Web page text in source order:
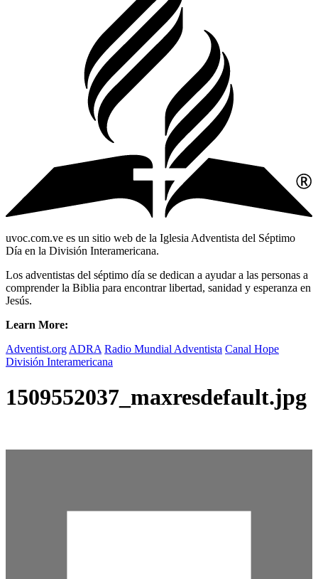
uvoc.com.ve es un sitio web de la Iglesia Adventista del Séptimo
Día en la División Interamericana.
Los adventistas del séptimo día se dedican a ayudar a las personas a
comprender la Biblia para encontrar libertad, sanidad y esperanza en
Jesús.
Learn More:
Adventist.org ADRA Radio Mundial Adventista Canal Hope
División Interamericana
1509552037_maxresdefault.jpg